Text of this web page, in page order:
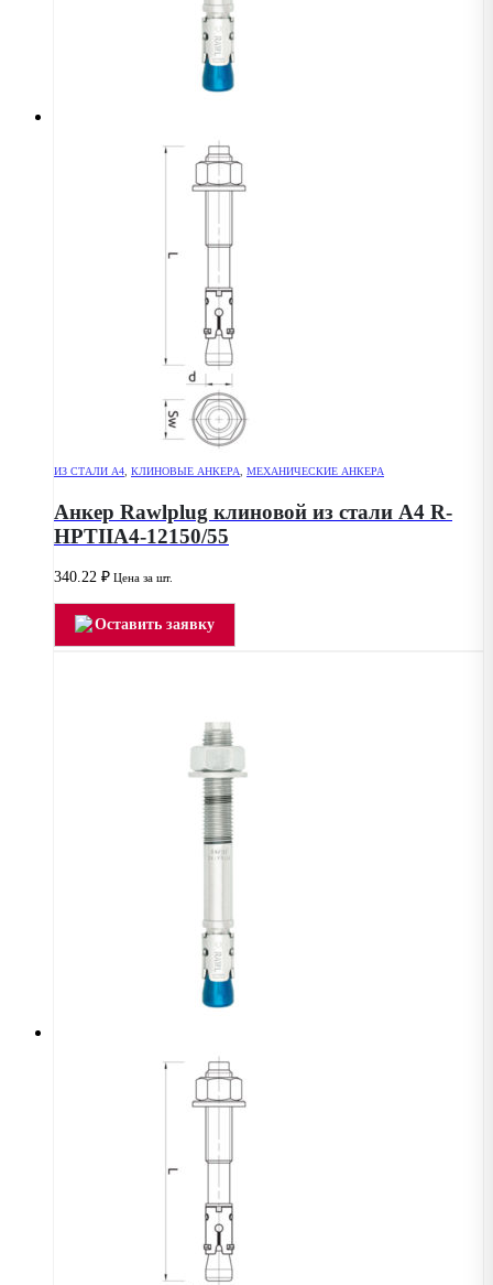
ИЗ СТАЛИ А4 КЛИНОВЫЕ АНКЕРА МЕХАНИЧЕСКИЕ АНКЕРА
Анкер Rawlplug клиновой из стали А4 R-
HPTIIA4-12150/55
340.22 ₽ Цена за шт.
Оставить заявку